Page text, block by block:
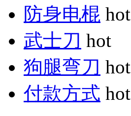
防身电棍 hot
武士刀 hot
狗腿弯刀 hot
付款方式 hot